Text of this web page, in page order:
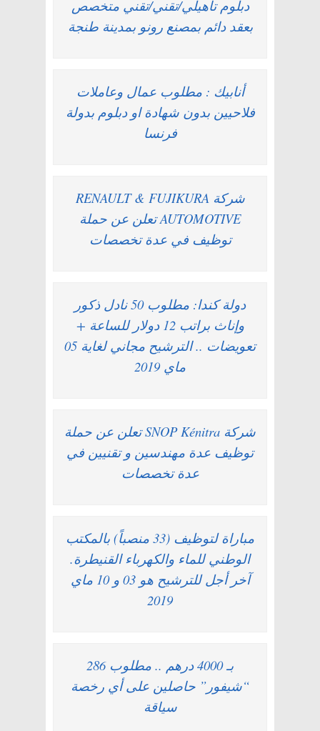
دبلوم تأهيلي/تقني/تقني متخصص
بعقد دائم بمصنع رونو بمدينة طنجة
أنابيك : مطلوب عمال وعاملات
فلاحيين بدون شهادة او دبلوم بدولة
فرنسا
شركة RENAULT & FUJIKURA
AUTOMOTIVE تعلن عن حملة
توظيف في عدة تخصصات
دولة كندا: مطلوب 50 نادل ذكور
وإناث براتب 12 دولار للساعة +
تعويضات .. الترشيح مجاني لغاية 05
ماي 2019
شركة SNOP Kénitra تعلن عن حملة
توظيف عدة مهندسين و تقنيين في
عدة تخصصات
مباراة لتوظيف (33 منصباً) بالمكتب
الوطني للماء والكهرباء القنيطرة.
آخر أجل للترشيح هو 03 و 10 ماي
2019
بـ 4000 درهم .. مطلوب 286
“شيفور” حاصلين على أي رخصة
سياقة